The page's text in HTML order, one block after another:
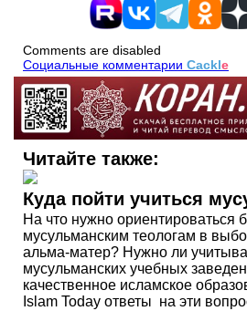
Comments are disabled
Социальные комментарии Cackle
Читайте также:
Куда пойти учиться
На что нужно ориентироваться
мусульманским теологам в
альма-матер? Нужно ли
мусульманских учебных
качественное исламское
Islam Today ответы на эти